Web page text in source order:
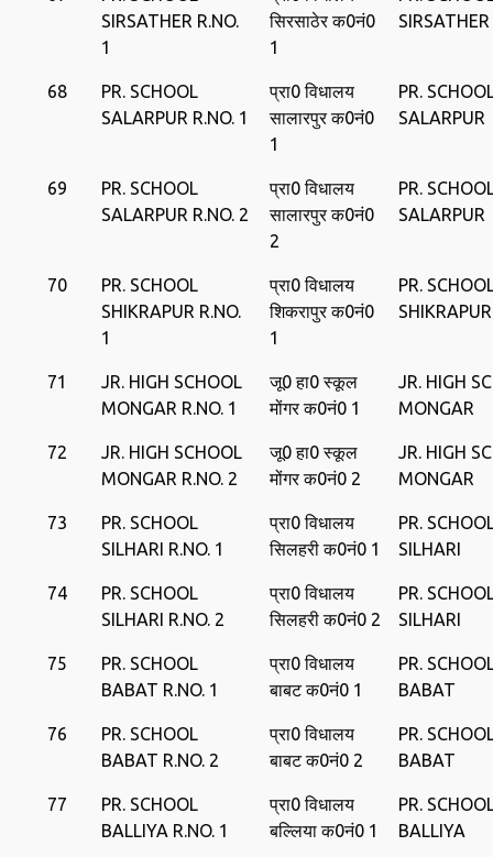
SIRSATHER R.NO.
1
सिरसाठेर क0नं0
1
SIRSATHER
68
PR. SCHOOL
SALARPUR R.NO. 1
प्रा0 विधालय
सालारपुर क0नं0
1
PR.
SALARPUR
69
PR. SCHOOL
SALARPUR R.NO. 2
प्रा0 विधालय
सालारपुर क0नं0
2
PR.
SALARPUR
70
PR. SCHOOL
SHIKRAPUR R.NO.
1
प्रा0 विधालय
शिकरापुर क0नं0
1
PR.
SHIKRAPUR
71
JR. HIGH SCHOOL
MONGAR R.NO. 1
जू0 हा0 स्‍कूल
मोंगर क0नं0 1
JR. HIGH
MONGAR
72
JR. HIGH SCHOOL
MONGAR R.NO. 2
जू0 हा0 स्‍कूल
मोंगर क0नं0 2
JR. HIGH
MONGAR
73
PR. SCHOOL
SILHARI R.NO. 1
प्रा0 विधालय
सिलहरी क0नं0 1
PR.
SILHARI
74
PR. SCHOOL
SILHARI R.NO. 2
प्रा0 विधालय
सिलहरी क0नं0 2
PR.
SILHARI
75
PR. SCHOOL
BABAT R.NO. 1
प्रा0 विधालय
बाबट क0नं0 1
PR.
BABAT
76
PR. SCHOOL
BABAT R.NO. 2
प्रा0 विधालय
बाबट क0नं0 2
PR.
BABAT
77
PR. SCHOOL
BALLIYA R.NO. 1
प्रा0 विधालय
बल्लिया क0नं0 1
PR.
BALLIYA